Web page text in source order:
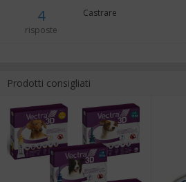
4
risposte
Castrare
Prodotti consigliati